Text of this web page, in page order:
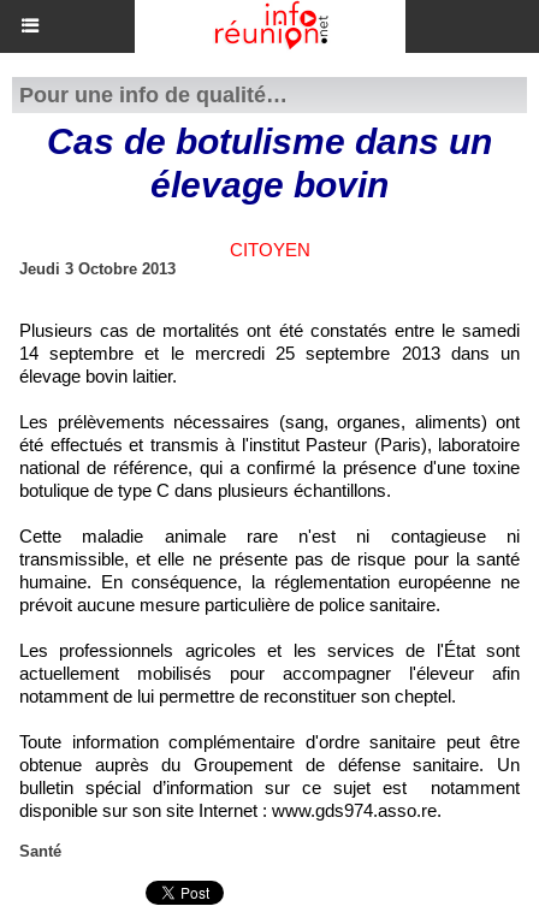
Pour une info de qualité…
Cas de botulisme dans un
élevage bovin
CITOYEN
Jeudi 3 Octobre 2013
Plusieurs cas de mortalités ont été constatés entre le samedi
14 septembre et le mercredi 25 septembre 2013 dans un
élevage bovin laitier.
Les prélèvements nécessaires (sang, organes, aliments) ont
été effectués et transmis à l'institut Pasteur (Paris), laboratoire
national de référence, qui a confirmé la présence d'une toxine
botulique de type C dans plusieurs échantillons.
Cette maladie animale rare n'est ni contagieuse ni
transmissible, et elle ne présente pas de risque pour la santé
humaine. En conséquence, la réglementation européenne ne
prévoit aucune mesure particulière de police sanitaire.
Les professionnels agricoles et les services de l'État sont
actuellement mobilisés pour accompagner l'éleveur afin
notamment de lui permettre de reconstituer son cheptel.
Toute information complémentaire d'ordre sanitaire peut être
obtenue auprès du Groupement de défense sanitaire. Un
bulletin spécial d’information sur ce sujet est notamment
disponible sur son site Internet : www.gds974.asso.re.
Santé